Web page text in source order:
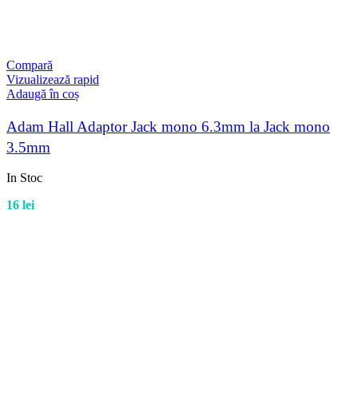
Compară
Vizualizează rapid
Adaugă în coș
Adam Hall Adaptor Jack mono 6.3mm la Jack mono
3.5mm
In Stoc
16 lei